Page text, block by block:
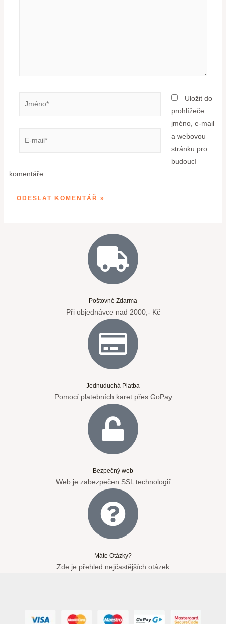
Uložit do
prohlížeče
jméno, e-mail
a webovou
stránku pro
budoucí
komentáře.
Poštovné Zdarma
Při objednávce nad 2000,- Kč
Jednuduchá Platba
Pomocí platebních karet přes GoPay
Bezpečný web
Web je zabezpečen SSL technologií
Máte Otázky?
Zde je přehled nejčastějších otázek